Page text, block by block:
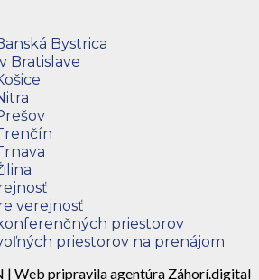
Bystrica
Bratislave
verejnosť
priestorov
priestorov na prenájom
| Web pripravila agentúra Záhorí.digital